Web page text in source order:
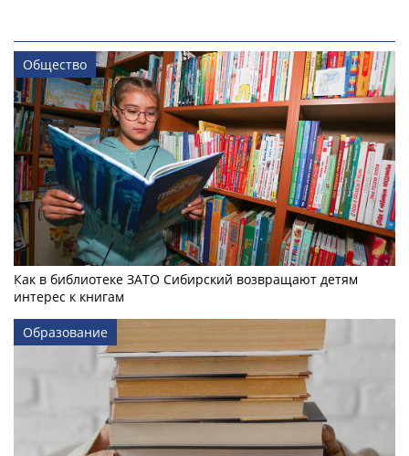
Общество
Как в библиотеке ЗАТО Сибирский возвращают детям
интерес к книгам
Образование